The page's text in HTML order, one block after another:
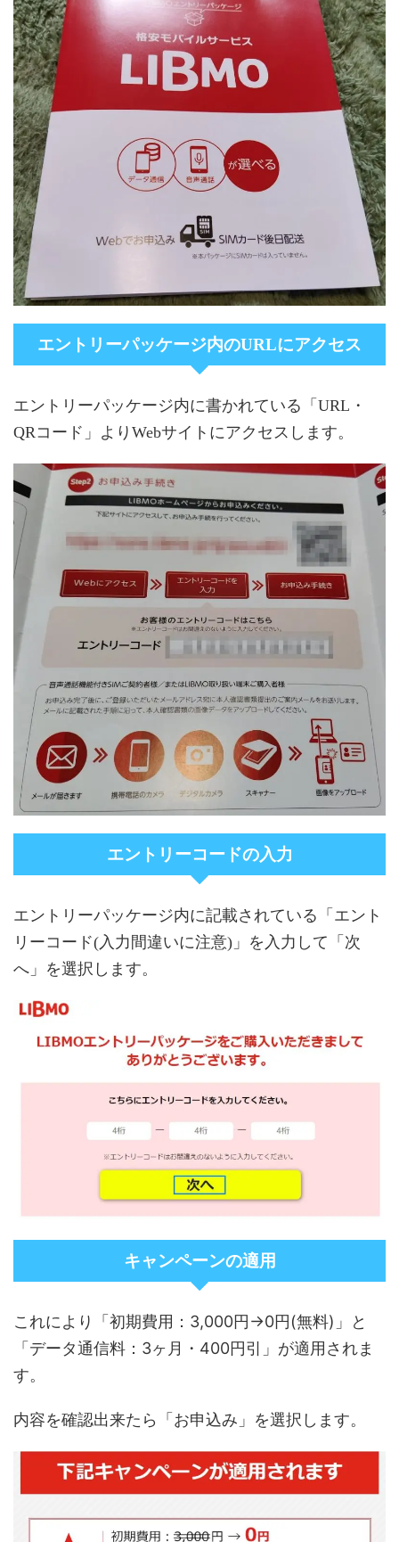
エントリーパッケージ内のURLにアクセス
エントリーパッケージ内に書かれている「URL・
QRコード」よりWebサイトにアクセスします。
エントリーコードの入力
エントリーパッケージ内に記載されている「エント
リーコード(入力間違いに注意)」を入力して「次
へ」を選択します。
キャンペーンの適用
これにより「 初期費用：3,000円→0円(無料) 」と
「 データ通信料：3ヶ月・400円引 」が適用されま
す。
内容を確認出来たら「お申込み」を選択します。